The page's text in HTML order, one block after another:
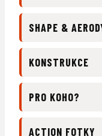
SHAPE &
KONSTRUKCE
PRO KOHO?
ACTION FOTKY